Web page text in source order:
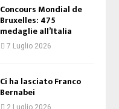
Concours Mondial de
Bruxelles: 475
medaglie all’Italia
7 Luglio 2026
Ci ha lasciato Franco
Bernabei